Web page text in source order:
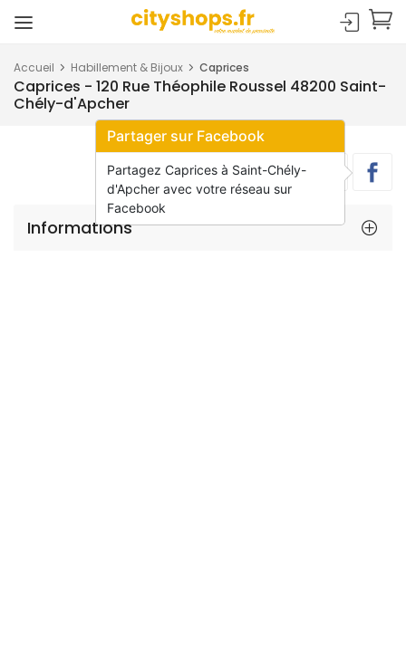
Accueil Habillement & Bijoux Caprices
Caprices - 120 Rue Théophile Roussel 48200 Saint-
Chély-d'Apcher
Informations
Partager sur Facebook
Partagez Caprices à Saint-Chély-
d'Apcher avec votre réseau sur
Facebook